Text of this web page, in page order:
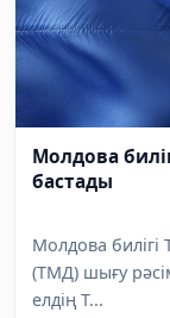
Молдова
бастады
Молдова билігі
(ТМД) шығу
елдің Т...